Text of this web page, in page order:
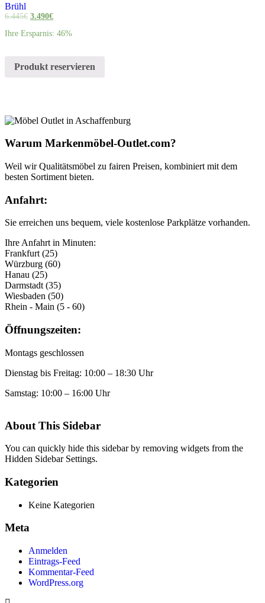
Brühl
6.445€ 3.490€
Ihre Ersparnis: 46%
Produkt reservieren
Warum Markenmöbel-Outlet.com?
Weil wir Qualitätsmöbel zu fairen Preisen, kombiniert mit dem
besten Sortiment bieten.
Anfahrt:
Sie erreichen uns bequem, viele kostenlose Parkplätze vorhanden.
Ihre Anfahrt in Minuten:
Frankfurt (25)
Würzburg (60)
Hanau (25)
Darmstadt (35)
Wiesbaden (50)
Rhein - Main (5 - 60)
Öffnungszeiten:
Montags geschlossen
Dienstag bis Freitag: 10:00 – 18:30 Uhr
Samstag: 10:00 – 16:00 Uhr
About This Sidebar
You can quickly hide this sidebar by removing widgets from the
Hidden Sidebar Settings.
Kategorien
Keine Kategorien
Meta
Anmelden
Eintrags-Feed
Kommentar-Feed
WordPress.org